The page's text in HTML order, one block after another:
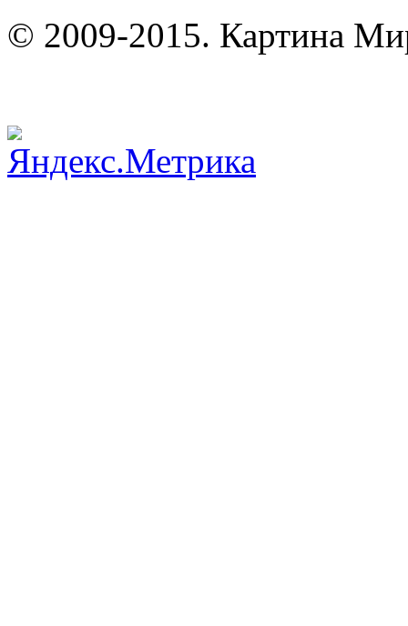
© 2009-2015. Картина